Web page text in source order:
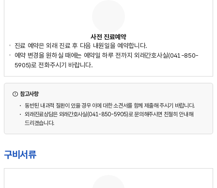
사전 진료예약
진료 예약은 외래 진료 후 다음 내원일을 예약합니다.
예약 변경을 원하실 때에는 예약일 하루 전까지 외래간호사실(041-850-
5905)로 전화주시기 바랍니다.
참고사항
동반된 내과적 질환이 있을 경우 이에 대한 소견서를 함께 제출해 주시기 바랍니다.
외래진료상담은 외래간호사실(041-850-5905)로 문의해주시면 친절히 안내해
드리겠습니다.
구비서류